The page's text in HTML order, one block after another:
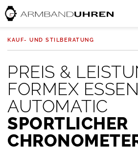
KAUF- UND STILBERATUNG
PREIS &
FORMEX
AUTOMATIC
SPORTLICHER